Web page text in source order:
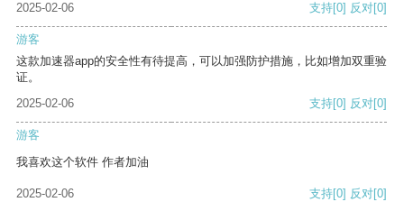
2025-02-06
支持[0] 反对[0]
游客
这款加速器app的安全性有待提高，可以加强防护措施，比如增加双重验
证。
2025-02-06
支持[0] 反对[0]
游客
我喜欢这个软件 作者加油
2025-02-06 支持[0] 反对[0]